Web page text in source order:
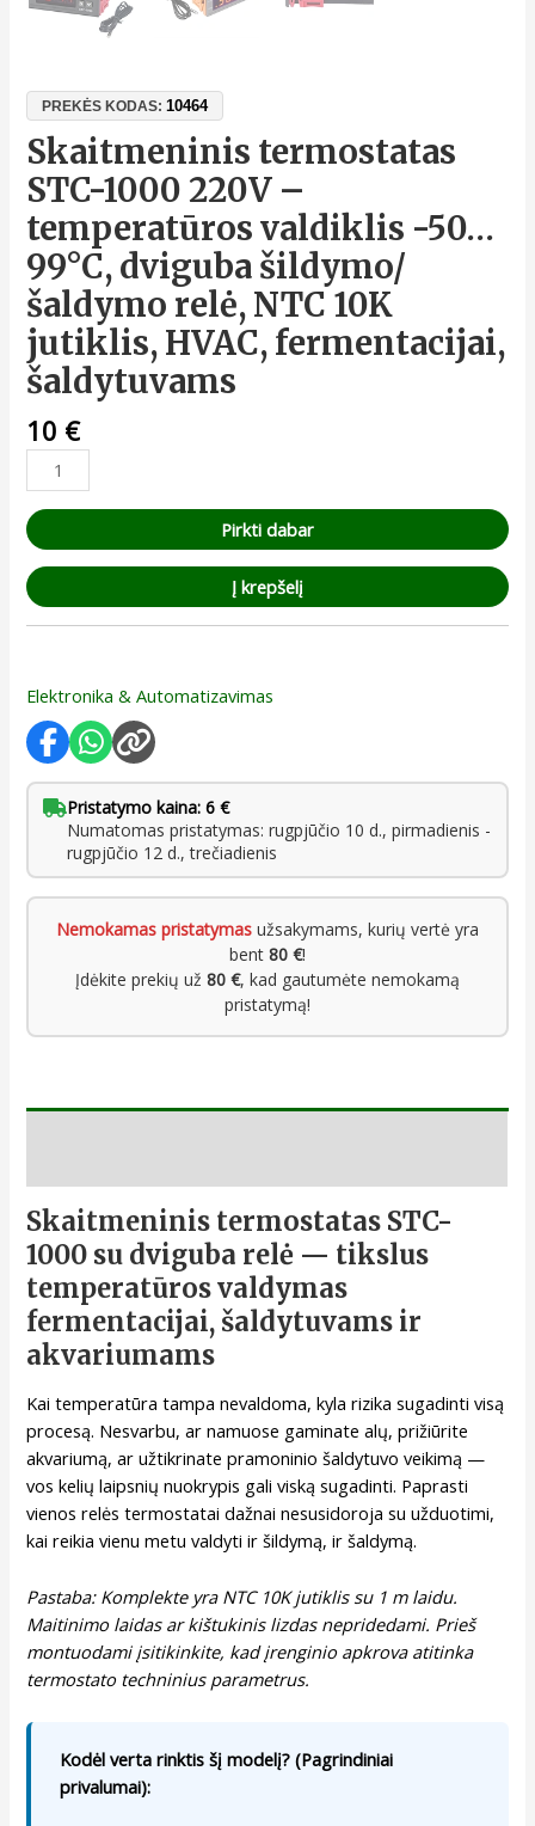
PREKĖS KODAS:10464
Skaitmeninis termostatas
STC-1000 220V –
temperatūros valdiklis -50…
99°C, dviguba šildymo/
šaldymo relė, NTC 10K
jutiklis, HVAC, fermentacijai,
šaldytuvams
10 €
Pirkti dabar
Į krepšelį
Elektronika & Automatizavimas
Pristatymo kaina: 6 €
Numatomas pristatymas: rugpjūčio 10 d., pirmadienis -
rugpjūčio 12 d., trečiadienis
Nemokamas pristatymas užsakymams, kurių vertė yra
bent 80 €!
Įdėkite prekių už 80 €, kad gautumėte nemokamą
pristatymą!
Skaitmeninis termostatas STC-
1000 su dviguba relė — tikslus
temperatūros valdymas
fermentacijai, šaldytuvams ir
akvariumams
Kai temperatūra tampa nevaldoma, kyla rizika sugadinti visą
procesą. Nesvarbu, ar namuose gaminate alų, prižiūrite
akvariumą, ar užtikrinate pramoninio šaldytuvo veikimą —
vos kelių laipsnių nuokrypis gali viską sugadinti. Paprasti
vienos relės termostatai dažnai nesusidoroja su užduotimi,
kai reikia vienu metu valdyti ir šildymą, ir šaldymą.
Pastaba: Komplekte yra NTC 10K jutiklis su 1 m laidu.
Maitinimo laidas ar kištukinis lizdas nepridedami. Prieš
montuodami įsitikinkite, kad įrenginio apkrova atitinka
termostato techninius parametrus.
Kodėl verta rinktis šį modelį? (Pagrindiniai
privalumai):